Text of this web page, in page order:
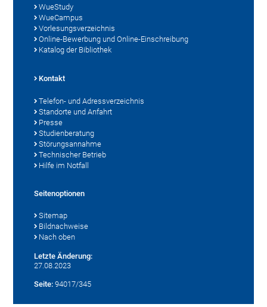
WueStudy
WueCampus
Vorlesungsverzeichnis
Online-Bewerbung und Online-Einschreibung
Katalog der Bibliothek
Kontakt
Telefon- und Adressverzeichnis
Standorte und Anfahrt
Presse
Studienberatung
Störungsannahme
Technischer Betrieb
Hilfe im Notfall
Seitenoptionen
Sitemap
Bildnachweise
Nach oben
Letzte Änderung:
27.08.2023
Seite: 94017/345